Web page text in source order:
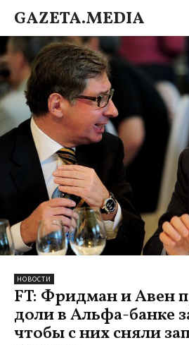
GAZETA.MEDIA
НОВОСТИ
FT: Фридман и Авен
доли в Альфа-банке
чтобы с них сняли